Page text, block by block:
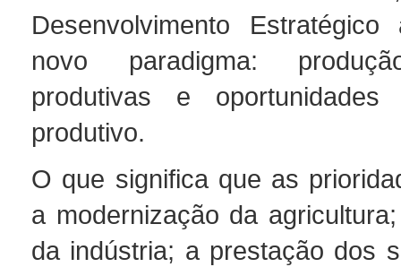
Desenvolvimento
novo paradigma:
produtivas e
produtivo.
O que significa que as
a modernização da
da indústria; a prestação dos